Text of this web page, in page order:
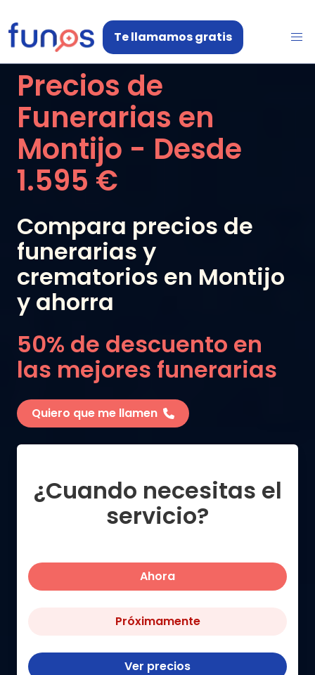
Te llamamos gratis
Precios de
Funerarias en
Montijo - Desde
1.595 €
Compara precios de
funerarias y
crematorios en Montijo
y ahorra
50% de descuento en
las mejores funerarias
Quiero que me llamen
¿Cuando necesitas el
servicio?
Ahora
Próximamente
Ver precios